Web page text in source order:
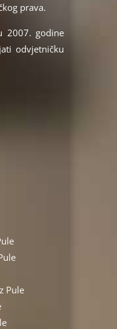
prava.
2007. godine
odvjetničku
Pule